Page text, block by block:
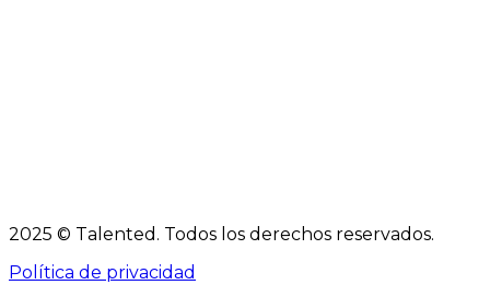
2025 © Talented. Todos los derechos reservados.
Política de privacidad